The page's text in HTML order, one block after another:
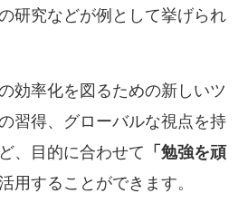
研究などが例として挙げられ
効率化を図るための新しいツ
習得、グローバルな視点を持
、目的に合わせて
「勉強を頑
用することができます。